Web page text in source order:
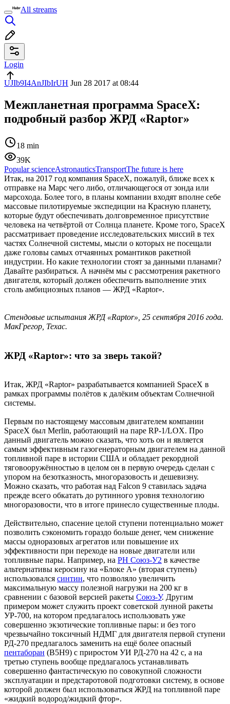
All streams
Login
UJIb9I4AnJIbIrUH Jun 28 2017 at 08:44
Межпланетная программа SpaceX:
подробный разбор ЖРД «Raptor»
18 min
39K
Popular scienceAstronauticsTransportThe future is here
Итак, на 2017 год компания SpaceX, пожалуй, ближе всех к
отправке на Марс чего либо, отличающегося от зонда или
марсохода. Более того, в планы компании входят вполне себе
массовые пилотируемые экспедиции на Красную планету,
которые будут обеспечивать долговременное присутствие
человека на четвёртой от Солнца планете. Кроме того, SpaceX
рассматривает проведение исследовательских миссий в тех
частях Солнечной системы, мысли о которых не посещали
даже головы самых отчаянных романтиков ракетной
индустрии. Но какие технологии стоят за данными планами?
Давайте разбираться. А начнём мы с рассмотрения ракетного
двигателя, который должен обеспечить выполнение этих
столь амбициозных планов — ЖРД «Raptor».
Стендовые испытания ЖРД «Raptor», 25 сентября 2016 года.
МакГрегор, Техас.
ЖРД «Raptor»: что за зверь такой?
Итак, ЖРД «Raptor» разрабатывается компанией SpaceX в
рамках программы полётов к далёким объектам Солнечной
системы.
Первым по настоящему массовым двигателем компании
SpaceX был Merlin, работающий на паре RP-1/LOX. Про
данный двигатель можно сказать, что хоть он и является
самым эффективным газогенераторным двигателем на данной
топливной паре в истории США и обладает рекордной
тяговооружённостью в целом он в первую очередь сделан с
упором на безотказность, многоразовость и дешевизну.
Можно сказать, что работая над Falcon 9 ставилась задача
прежде всего обкатать до рутинного уровня технологию
многоразовости, что в итоге принесло существенные плоды.
Действительно, спасение целой ступени потенциально может
позволить сэкономить гораздо больше денег, чем снижение
массы одноразовых агрегатов или повышение их
эффективности при переходе на новые двигатели или
топливные пары. Например, на РН Союз-У2 в качестве
альтернативы керосину на «Блоке А» (вторая ступень)
использовался синтин, что позволяло увеличить
максимальную массу полезной нагрузки на 200 кг в
сравнении с базовой версией ракеты Союз-У. Другим
примером может служить проект советской лунной ракеты
УР-700, на котором предлагалось использовать уже
совершенно экзотические топливные пары: и без того
чрезвычайно токсичный НДМГ для двигателя первой ступени
РД-270 предлагалось заменить на ещё более опасный
пентаборан (B5H9) с приростом УИ РД-270 на 42 с, а на
третью ступень вообще предлагалось устанавливать
совершенно фантастическую по совокупной сложности
эксплуатации и предстаротовой подготовки систему, в основе
которой должен был использоваться ЖРД на топливной паре
«жидкий водород/жидкий фтор».